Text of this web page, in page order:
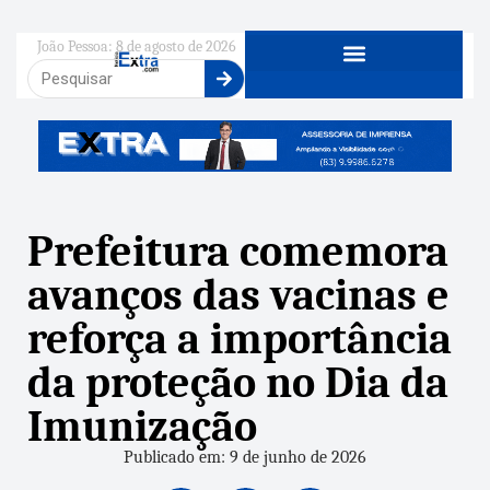
João Pessoa: 8 de agosto de 2026
Prefeitura comemora
avanços das vacinas e
reforça a importância
da proteção no Dia da
Imunização
Publicado em: 9 de junho de 2026